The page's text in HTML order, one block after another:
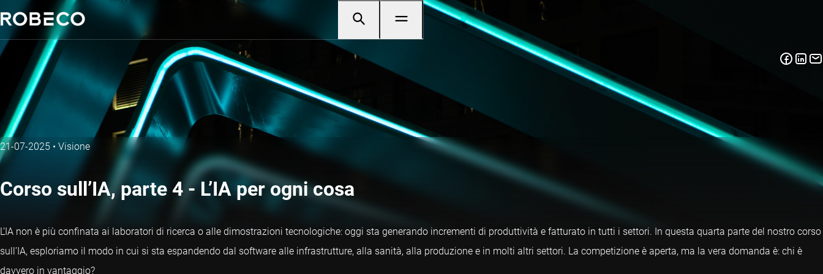
21-07-2025 • Visione
Corso sull’IA, parte 4 - L’IA per ogni cosa
L’IA non è più confinata ai laboratori di ricerca o alle dimostrazioni tecnologiche: oggi sta generando incrementi di produttività e fatturato in tutti i settori. In questa quarta parte del nostro corso
sull’IA, esploriamo il modo in cui si sta espandendo dal software alle infrastrutture, alla sanità, alla produzione e in molti altri settori. La competizione è aperta, ma la vera domanda è: chi è
davvero in vantaggio?